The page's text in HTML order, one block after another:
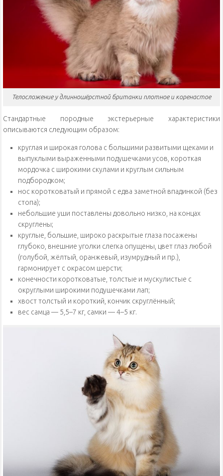
Телосложение у длинношёрстной британки плотное и коренастое
Стандартные породные экстерьерные характеристики
описываются следующим образом:
круглая и широкая голова с большими развитыми щеками и
выпуклыми выраженными подушечками усов, короткая
мордочка с широкими скулами и круглым сильным
подбородком;
нос коротковатый и прямой с едва заметной впадинкой (без
стопа);
небольшие уши поставлены довольно низко, на концах
скруглены;
круглые, большие, широко раскрытые глаза посажены
глубоко, внешние уголки слегка опущены, цвет глаз любой
(голубой, жёлтый, оранжевый, изумрудный и пр.),
гармонирует с окрасом шерсти;
конечности коротковатые, толстые и мускулистые с
округлыми широкими подушечками лап;
хвост толстый и короткий, кончик скруглённый;
вес самца — 5,5–7 кг, самки — 4–5 кг.